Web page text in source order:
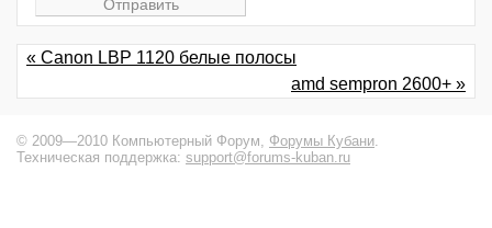
« Canon LBP 1120 белые полосы
amd sempron 2600+ »
© 2009—2010 Компьютерный Форум, Форумы Кубани.
Техническая поддержка: support@forums-kuban.ru